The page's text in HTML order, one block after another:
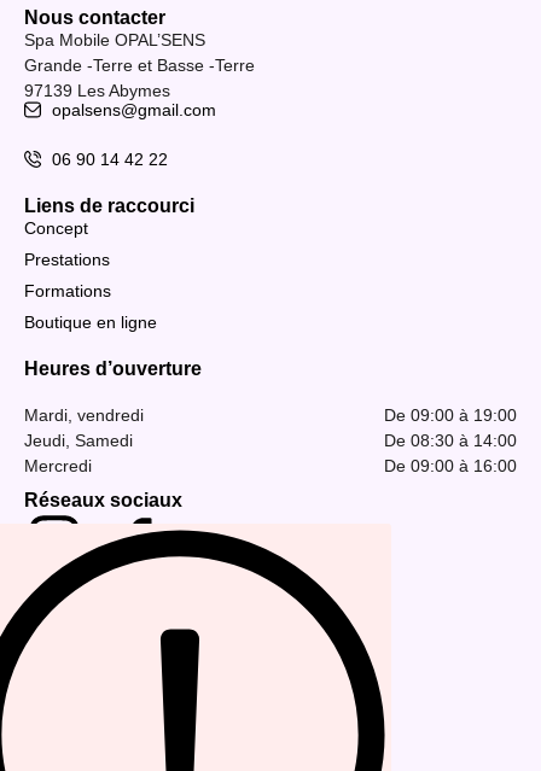
Nous contacter
Spa Mobile OPAL’SENS
Grande -Terre et Basse -Terre
97139 Les Abymes
opalsens@gmail.com
06 90 14 42 22
Liens de raccourci
Concept
Prestations
Formations
Boutique en ligne
Heures d’ouverture
Mardi, vendredi
De 09:00 à 19:00
Jeudi, Samedi
De 08:30 à 14:00
Mercredi
De 09:00 à 16:00
Réseaux sociaux
Inscription newsletter